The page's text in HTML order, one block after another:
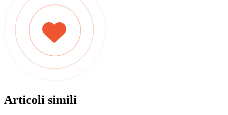
Articoli simili